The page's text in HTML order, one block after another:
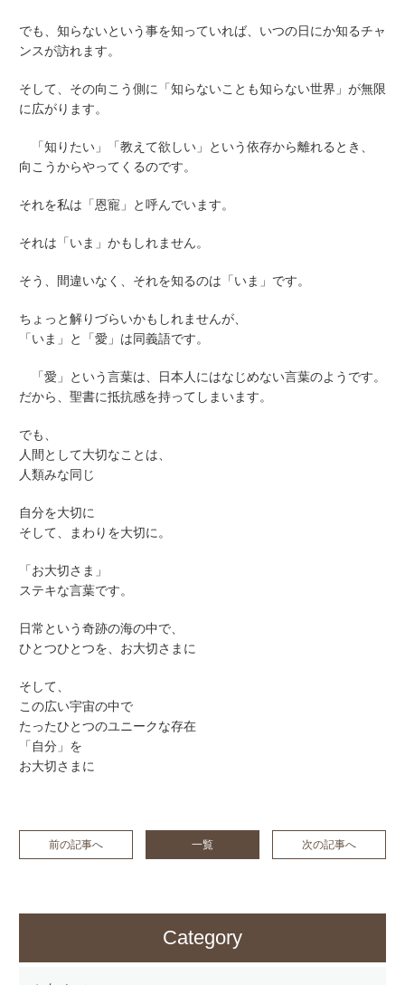
でも、知らないという事を知っていれば、いつの日にか知るチャ
ンスが訪れます。
そして、その向こう側に「知らないことも知らない世界」が無限
に広がります。
「知りたい」「教えて欲しい」という依存から離れるとき、
向こうからやってくるのです。
それを私は「恩寵」と呼んでいます。
それは「いま」かもしれません。
そう、間違いなく、それを知るのは「いま」です。
ちょっと解りづらいかもしれませんが、
「いま」と「愛」は同義語です。
「愛」という言葉は、日本人にはなじめない言葉のようです。
だから、聖書に抵抗感を持ってしまいます。
でも、
人間として大切なことは、
人類みな同じ
自分を大切に
そして、まわりを大切に。
「お大切さま」
ステキな言葉です。
日常という奇跡の海の中で、
ひとつひとつを、お大切さまに
そして、
この広い宇宙の中で
たったひとつのユニークな存在
「自分」を
お大切さまに
前の記事へ 一覧 次の記事へ
Category